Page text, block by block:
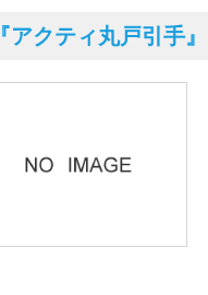
『アクティ丸戸引手』